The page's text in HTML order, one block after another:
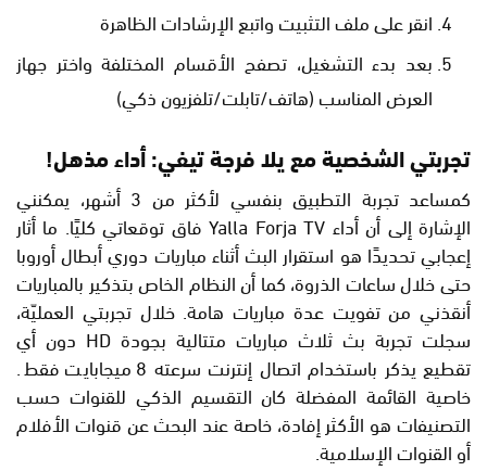
انقر على ملف التثبيت واتبع الإرشادات الظاهرة
بعد بدء التشغيل، تصفح الأقسام المختلفة واختر جهاز
العرض المناسب (هاتف/تابلت/تلفزيون ذكي)
تجربتي الشخصية مع يلا فرجة تيفي: أداء مذهل!
كمساعد تجربة التطبيق بنفسي لأكثر من 3 أشهر، يمكنني
الإشارة إلى أن أداء Yalla Forja TV فاق توقعاتي كليًا. ما أثار
إعجابي تحديدًا هو استقرار البث أثناء مباريات دوري أبطال أوروبا
حتى خلال ساعات الذروة، كما أن النظام الخاص بتذكير بالمباريات
أنقذني من تفويت عدة مباريات هامة. خلال تجربتي العمليّة،
سجلت تجربة بث ثلاث مباريات متتالية بجودة HD دون أي
تقطيع يذكر باستخدام اتصال إنترنت سرعته 8 ميجابايت فقط.
خاصية القائمة المفضلة كان التقسيم الذكي للقنوات حسب
التصنيفات هو الأكثر إفادة، خاصة عند البحث عن قنوات الأفلام
أو القنوات الإسلامية.